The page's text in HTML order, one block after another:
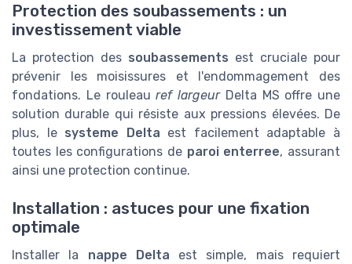
Protection des soubassements : un
investissement viable
La protection des soubassements est cruciale pour
prévenir les moisissures et l'endommagement des
fondations. Le rouleauref largeurDelta MS offre une
solution durable qui résiste aux pressions élevées. De
plus, le systeme Delta est facilement adaptable à
toutes les configurations de paroi enterree, assurant
ainsi une protection continue.
Installation : astuces pour une fixation
optimale
Installer la nappe Delta est simple, mais requiert